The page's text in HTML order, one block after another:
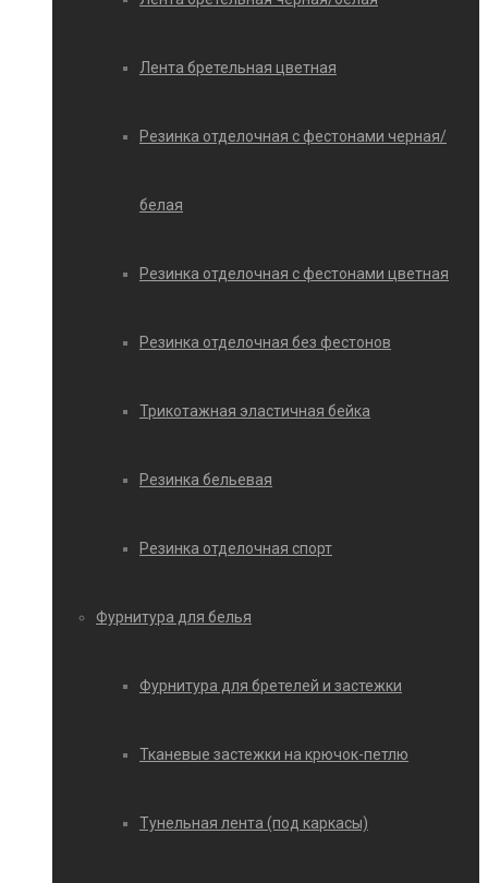
Лента бретельная цветная
Резинка отделочная с фестонами черная/
белая
Резинка отделочная с фестонами цветная
Резинка отделочная без фестонов
Трикотажная эластичная бейка
Резинка бельевая
Резинка отделочная спорт
Фурнитура для белья
Фурнитура для бретелей и застежки
Тканевые застежки на крючок-петлю
Тунельная лента (под каркасы)